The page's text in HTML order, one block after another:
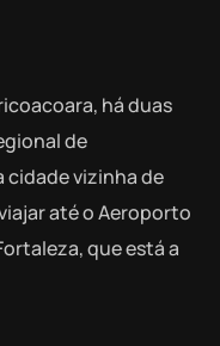
há duas
de
cidade vizinha de
até o Aeroporto
que está a